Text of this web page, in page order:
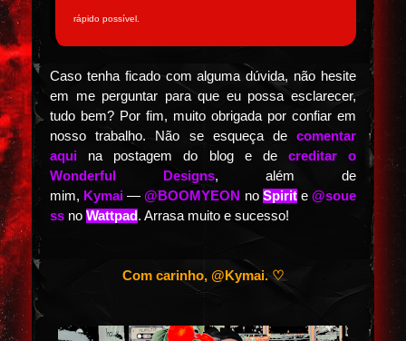
rápido possível.
Caso tenha ficado com alguma dúvida, não hesite
em me perguntar para que eu possa esclarecer,
tudo bem? Por fim, muito obrigada por confiar em
nosso trabalho. Não se esqueça de comentar
aqui na postagem do blog e de creditar o
Wonderful Designs, além de
mim, Kymai —@BOOMYEON no Spirit e@soue
ss no Wattpad . Arrasa muito e sucesso!
Com carinho, @Kymai.♡